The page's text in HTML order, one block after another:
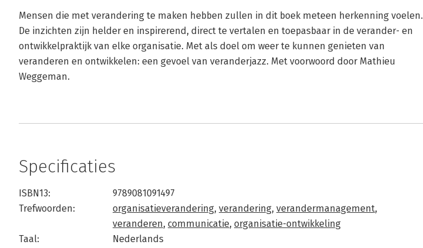
Mensen die met verandering te maken hebben zullen in dit boek meteen herkenning voelen.
De inzichten zijn helder en inspirerend, direct te vertalen en toepasbaar in de verander- en
ontwikkelpraktijk van elke organisatie. Met als doel om weer te kunnen genieten van
veranderen en ontwikkelen: een gevoel van veranderjazz. Met voorwoord door Mathieu
Weggeman.
Specificaties
ISBN13:
9789081091497
Trefwoorden:
organisatieverandering, verandering, verandermanagement,
veranderen, communicatie, organisatie-ontwikkeling
Taal:
Nederlands